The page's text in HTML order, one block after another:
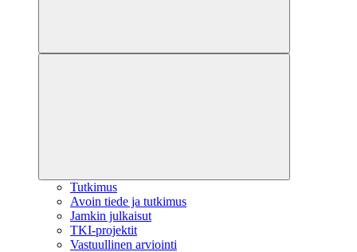
Tutkimus
Avoin tiede ja tutkimus
Jamkin julkaisut
TKI-projektit
Vastuullinen arviointi